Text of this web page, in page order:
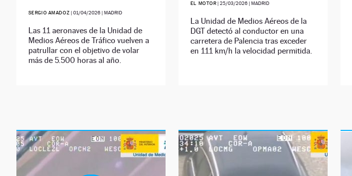
SERGIO AMADOZ |01/04/2026 | MADRID
Las 11 aeronaves de la Unidad de
Medios Aéreos de Tráfico vuelven a
patrullar con el objetivo de volar
más de 5.500 horas al año.
EL MOTOR |25/03/2026 | MADRID
La Unidad de Medios Aéreos de la
DGT detectó al conductor en una
carretera de Palencia tras exceder
en 111 km/h la velocidad permitida.